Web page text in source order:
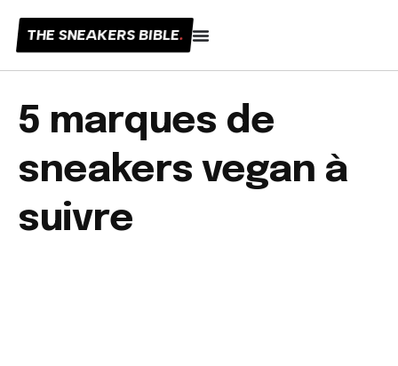
THE SNEAKERS BIBLE.
5 marques de
sneakers vegan à
suivre